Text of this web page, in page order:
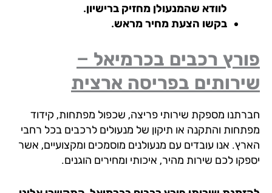
לוודא שהמנעולן מחזיק ברישיון.
בקשו הצעת מחיר מראש.
רכבים בכרמיאל –
בפריסה ארצית
מספקת שירותי פריצה, שכפול מפתחות, קידוד
והתקנה או תיקון של מנעולים לרכבים בכל רחבי
אנו עובדים עם מנעולנים מוסמכים ומקצועיים, אשר
לכם שירות מהיר, איכותי ומחירים הוגנים.